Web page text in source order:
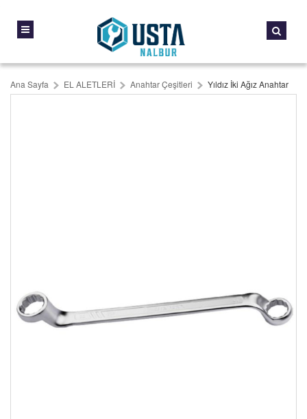
Ana Sayfa EL ALETLERİ Anahtar Çeşitleri Yıldız İki Ağız Anahtar